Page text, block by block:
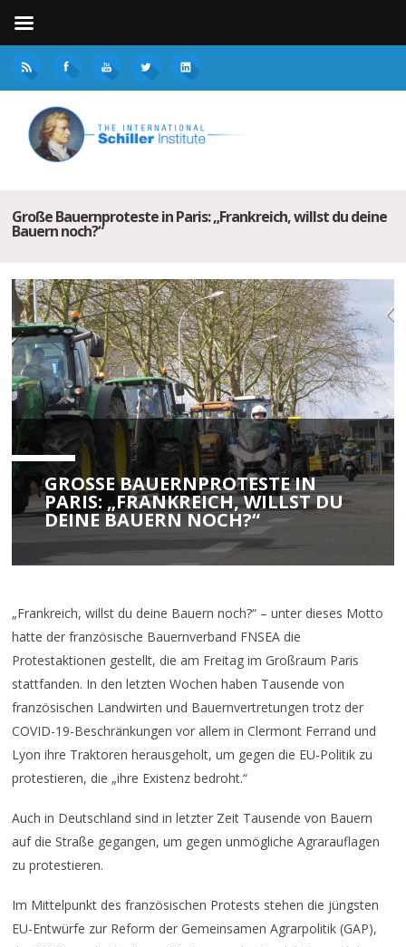
Große Bauernproteste in Paris: „Frankreich, willst du deine
Bauern noch?“
GROSSE BAUERNPROTESTE IN P
ARIS: „FRANKREICH, WILLST DU D
EINE BAUERN NOCH?“
„Frankreich, willst du deine Bauern noch?“ – unter dieses Motto
hatte der französische Bauernverband FNSEA die
Protestaktionen gestellt, die am Freitag im Großraum Paris
stattfanden. In den letzten Wochen haben Tausende von
französischen Landwirten und Bauernvertretungen trotz der
COVID-19-Beschränkungen vor allem in Clermont Ferrand und
Lyon ihre Traktoren herausgeholt, um gegen die EU-Politik zu
protestieren, die „ihre Existenz bedroht.“
Auch in Deutschland sind in letzter Zeit Tausende von Bauern
auf die Straße gegangen, um gegen unmögliche Agrarauflagen
zu protestieren.
Im Mittelpunkt des französischen Protests stehen die jüngsten
EU-Entwürfe zur Reform der Gemeinsamen Agrarpolitik (GAP),